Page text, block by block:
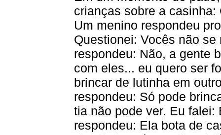
crianças sobre a
Um menino respondeu
Questionei: Vocês não
respondeu: Não, a gente
com eles... eu quero ser
brincar de lutinha em
respondeu: Só pode
tia não pode ver. Eu
respondeu: Ela bota de